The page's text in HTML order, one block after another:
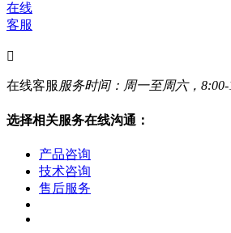
在线
客服

在线客服 服务时间：周一至周六，8:00-
选择相关服务在线沟通：
产品咨询
技术咨询
售后服务